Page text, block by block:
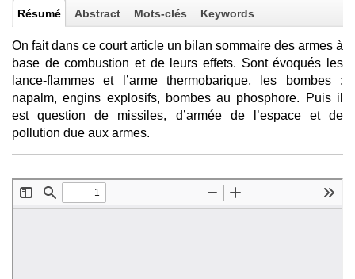
Résumé Abstract Mots-clés Keywords
On fait dans ce court article un bilan sommaire des armes à
base de combustion et de leurs effets. Sont évoqués les
lance-flammes et l’arme thermobarique, les bombes :
napalm, engins explosifs, bombes au phosphore. Puis il
est question de missiles, d’armée de l’espace et de
pollution due aux armes.